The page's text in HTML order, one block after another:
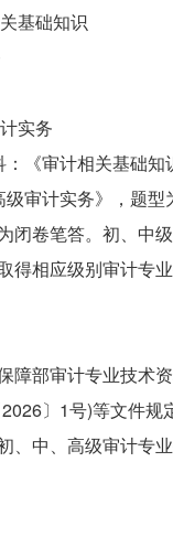
基础知识
实务
《审计相关基础知
审计实务》，题型
闭卷笔答。初、中
得相应级别审计专
障部审计专业技术
〕1号)等文件
、中、高级审计专